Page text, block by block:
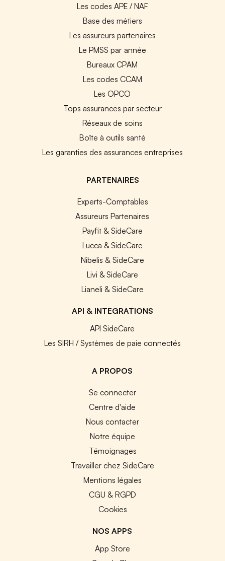
Les codes APE / NAF
Base des métiers
Les assureurs partenaires
Le PMSS par année
Bureaux CPAM
Les codes CCAM
Les OPCO
Tops assurances par secteur
Réseaux de soins
Boîte à outils santé
Les garanties des assurances entreprises
PARTENAIRES
Experts-Comptables
Assureurs Partenaires
Payfit & SideCare
Lucca & SideCare
Nibelis & SideCare
Livi & SideCare
Lianeli & SideCare
API & INTEGRATIONS
API SideCare
Les SIRH / Systèmes de paie connectés
A PROPOS
Se connecter
Centre d'aide
Nous contacter
Notre équipe
Témoignages
Travailler chez SideCare
Mentions légales
CGU & RGPD
Cookies
NOS APPS
App Store